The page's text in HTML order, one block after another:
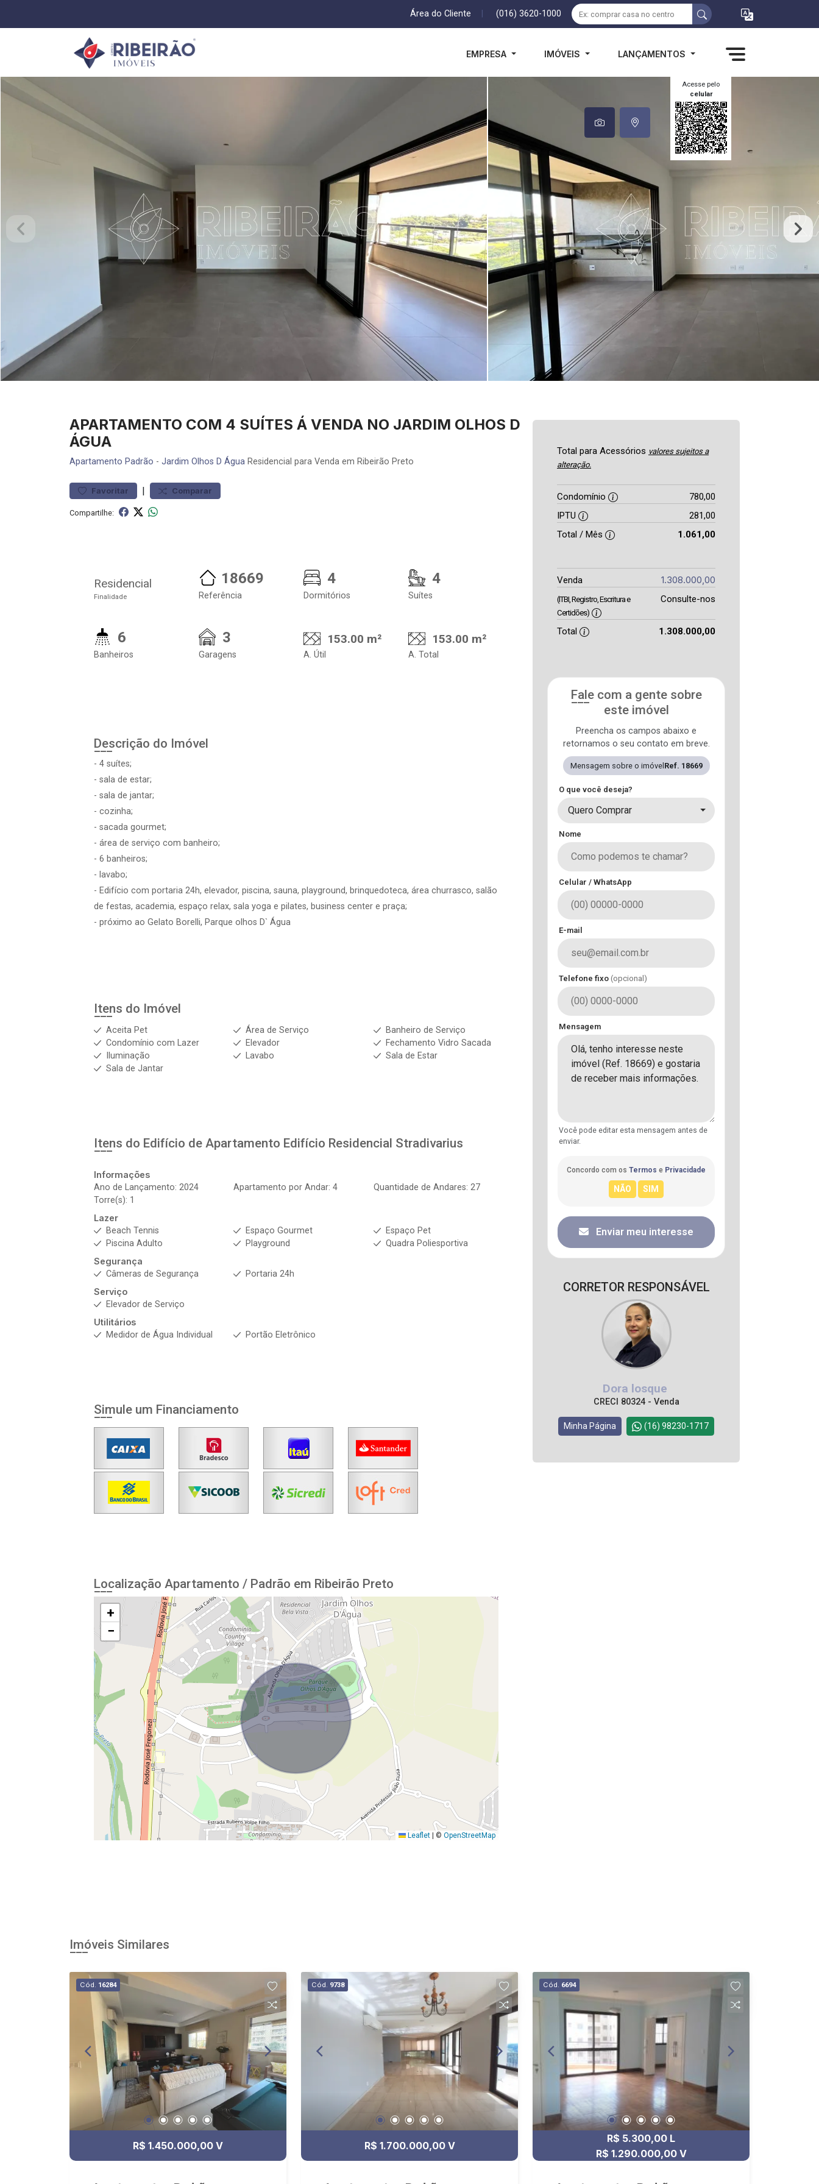
Área do Cliente (016) 3620-1000
EMPRESA IMÓVEIS LANÇAMENTOS
Acesse pelo
celular
APARTAMENTO COM 4 SUÍTES Á VENDA NO JARDIM OLHOS D
ÁGUA
Apartamento Padrão - Jardim Olhos D Água Residencial para Venda em Ribeirão Preto
Favoritar | Comparar
Compartilhe:
Residencial
Finalidade
18669
Referência
4
Dormitórios
4
Suítes
6
Banheiros
3
Garagens
153.00 m²
A. Útil
153.00 m²
A. Total
Descrição do Imóvel
- 4 suítes;
- sala de estar;
- sala de jantar;
- cozinha;
- sacada gourmet;
- área de serviço com banheiro;
- 6 banheiros;
- lavabo;
- Edifício com portaria 24h, elevador, piscina, sauna, playground, brinquedoteca, área churrasco, salão
de festas, academia, espaço relax, sala yoga e pilates, business center e praça;
- próximo ao Gelato Borelli, Parque olhos D` Água
Itens do Imóvel
Aceita Pet Área de Serviço
Banheiro de Serviço
Condomínio com Lazer
Elevador
Fechamento Vidro Sacada
Iluminação
Lavabo
Sala de Estar
Sala de Jantar
Itens do Edifício de Apartamento Edifício Residencial Stradivarius
Informações
Ano de Lançamento: 2024
Apartamento por Andar: 4
Quantidade de Andares: 27
Torre(s): 1
Lazer
Beach Tennis
Espaço Gourmet
Espaço Pet
Piscina Adulto
Playground
Quadra Poliesportiva
Segurança
Câmeras de Segurança
Portaria 24h
Serviço
Elevador de Serviço
Utilitários
Medidor de Água Individual
Portão Eletrônico
Simule um Financiamento
Localização Apartamento / Padrão em Ribeirão Preto
+
−
Leaflet © OpenStreetMap
Total para Acessórios valores sujeitos a
alteração.
Condomínio
780,00
IPTU
281,00
Total / Mês
1.061,00
Venda 1.308.000,00
(ITBI, Registro, Escritura e
Certidões)
Consulte-nos
Total 1.308.000,00
Fale com a gente sobre
este imóvel
Preencha os campos abaixo e
retornamos o seu contato em breve.
Mensagem sobre o imóvel Ref. 18669
O que você deseja?
Quero Comprar
Nome
Celular / WhatsApp
E-mail
Telefone fixo (opcional)
Mensagem
Você pode editar esta mensagem antes de
enviar.
Concordo com os Termos e Privacidade
Enviar meu interesse
CORRETOR RESPONSÁVEL
Dora losque
CRECI 80324 - Venda
Minha Página (16) 98230-1717
Imóveis Similares
Cód. 16284
R$ 1.450.000,00 V
Cód. 9738
R$ 1.700.000,00 V
Cód. 6694
R$ 5.300,00 L
R$ 1.290.000,00 V